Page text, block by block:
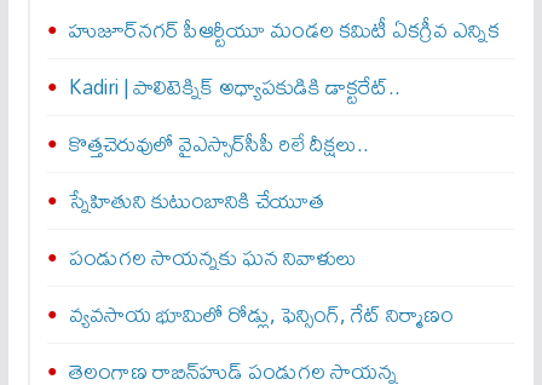
హుజూర్‌నగర్ పీఆర్టీయూ మండల కమిటీ ఏకగ్రీవ ఎన్నిక
Kadiri | పాలిటెక్నిక్ అధ్యాపకుడికి డాక్టరేట్..
కొత్తచెరువులో వైఎస్సార్‌సీపీ రిలే దీక్షలు..
స్నేహితుని కుటుంబానికి చేయూత‌
పండుగల సాయన్నకు ఘన నివాళులు
వ్యవసాయ భూమిలో రోడ్లు, ఫెన్సింగ్‌, గేట్‌ నిర్మాణం
తెలంగాణ రాబిన్‌హుడ్ పండుగల సాయన్న